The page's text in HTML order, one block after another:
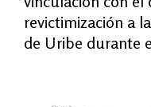
revictimización a
de Uribe durante